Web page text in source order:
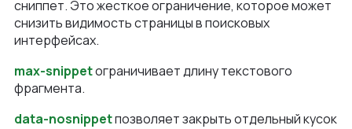
сниппет. Это жесткое ограничение, которое может
снизить видимость страницы в поисковых
интерфейсах.
max-snippetограничивает длину текстового
фрагмента.
data-nosnippetпозволяет закрыть отдельный кусок